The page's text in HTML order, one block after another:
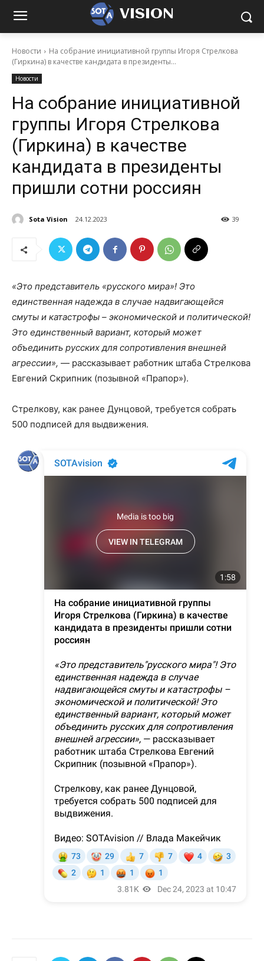
VISION
Новости
На собрание инициативной группы Игоря Стрелкова
(Гиркина) в качестве кандидата в президенты...
Новости
На собрание инициативной
группы Игоря Стрелкова
(Гиркина) в качестве
кандидата в президенты
пришли сотни россиян
Sota Vision 24.12.2023 39
«Это представитель «русского мира»! Это
единственная надежда в случае надвигающейся
смуты и катастрофы – экономической и политической!
Это единственный вариант, который может
объединить русских для сопротивления внешней
агрессии», — рассказывает работник штаба Стрелкова
Евгений Скрипник (позывной «Прапор»).
Стрелкову, как ранее Дунцовой, требуется собрать
500 подписей для выдвижения.